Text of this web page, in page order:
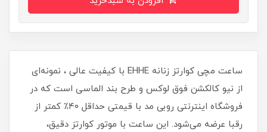
ساعت مچی کوارتز زنانه EHHE با کیفیت عالی ، نمونه‌ای
از نیو کالکشن فوق لوکس و طرح بند الماسی است که در
فروشگاه اینترنتی روبی مد با قیمتی حداقل ۴۰٪ کمتر از
رقبا عرضه می‌شود. این ساعت با موتور کوارتز دقیق،